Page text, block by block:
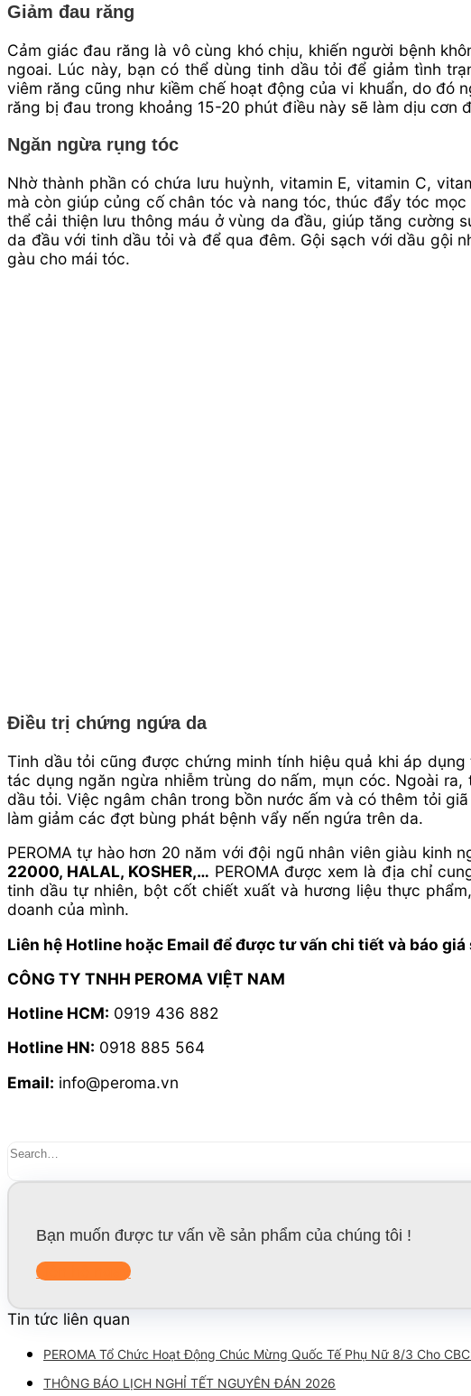
Giảm đau răng
Cảm giác đau răng là vô cùng khó chịu, khiến người bệnh
ngoai. Lúc này, bạn có thể dùng tinh dầu tỏi để giảm tình
viêm răng cũng như kiềm chế hoạt động của vi khuẩn, do đó
răng bị đau trong khoảng 15-20 phút điều này sẽ làm dịu cơn
Ngăn ngừa rụng tóc
Nhờ thành phần có chứa lưu huỳnh, vitamin E, vitamin C,
mà còn giúp củng cố chân tóc và nang tóc, thúc đẩy tóc
thể cải thiện lưu thông máu ở vùng da đầu, giúp tăng cường
da đầu với tinh dầu tỏi và để qua đêm. Gội sạch với dầu gội
gàu cho mái tóc.
Điều trị chứng ngứa da
Tinh dầu tỏi cũng được chứng minh tính hiệu quả khi áp
tác dụng ngăn ngừa nhiễm trùng do nấm, mụn cóc. Ngoài
dầu tỏi. Việc ngâm chân trong bồn nước ấm và có thêm tỏi
làm giảm các đợt bùng phát bệnh vẩy nến ngứa trên da.
PEROMA tự hào hơn 20 năm với đội ngũ nhân viên giàu kinh
22000, HALAL, KOSHER,… PEROMA được xem là địa chỉ
tinh dầu tự nhiên, bột cốt chiết xuất và hương liệu thực
doanh của mình.
Liên hệ Hotline hoặc Email để được tư vấn chi tiết và báo giá
CÔNG TY TNHH PEROMA VIỆT NAM
Hotline HCM: 0919 436 882
Hotline HN: 0918 885 564
Email: info@peroma.vn
Bạn muốn được tư vấn về sản phẩm của chúng tôi !
Liên hệ ngay
Tin tức liên quan
PEROMA Tổ Chức Hoạt Động Chúc Mừng Quốc Tế Phụ Nữ 8/3 Cho
THÔNG BÁO LỊCH NGHỈ TẾT NGUYÊN ĐÁN 2026